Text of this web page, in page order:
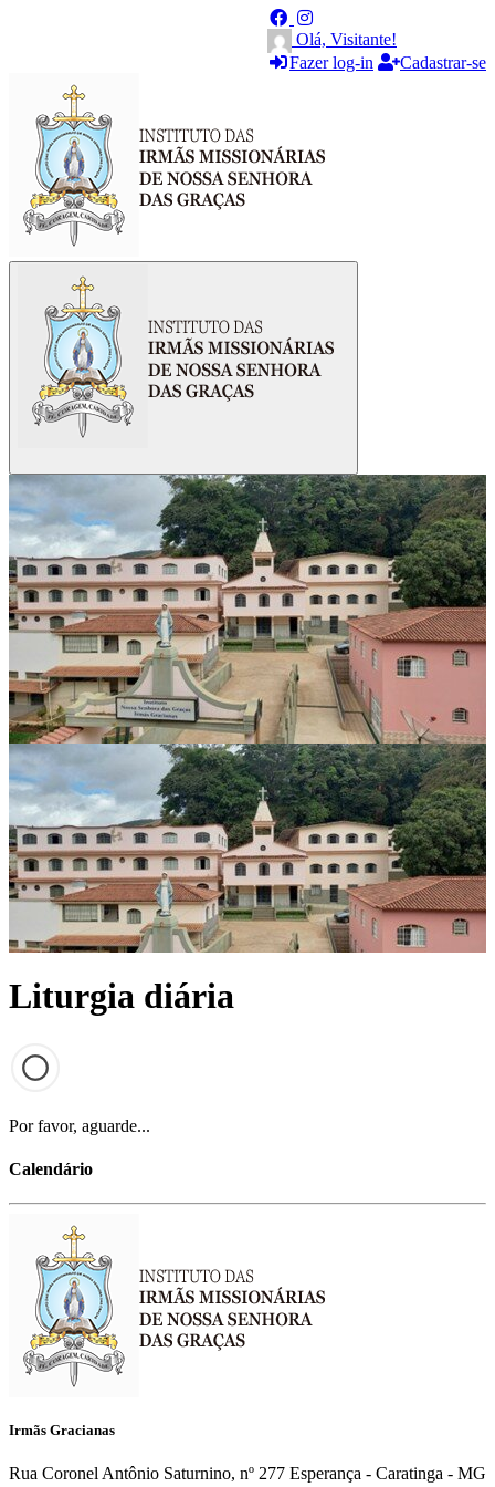
Olá, Visitante!
Fazer log-in
Cadastrar-se
Liturgia diária
Por favor, aguarde...
Calendário
Irmãs Gracianas
Rua Coronel Antônio Saturnino, nº 277 Esperança - Caratinga - MG